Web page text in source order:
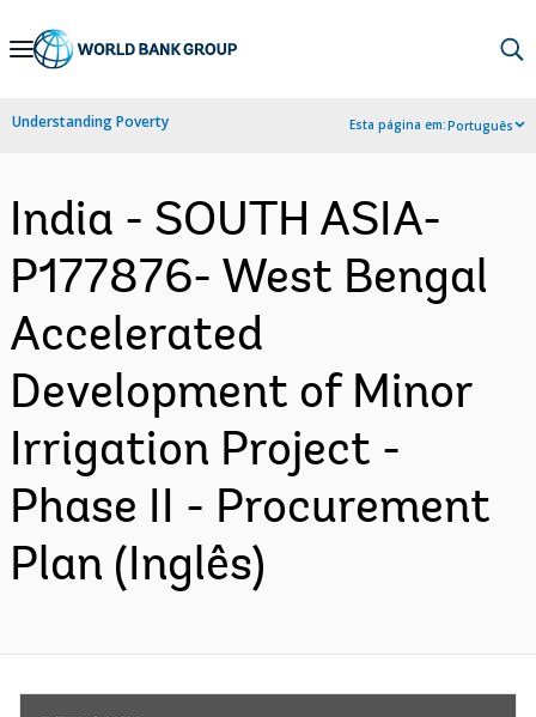
Skip
Navigation
Understanding Poverty Esta página em:Português
India - SOUTH ASIA-
P177876- West Bengal
Accelerated
Development of Minor
Irrigation Project -
Phase II - Procurement
Plan (Inglês)